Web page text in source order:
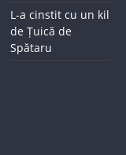
L-a cinstit cu un kil
de Țuică de
Spătaru